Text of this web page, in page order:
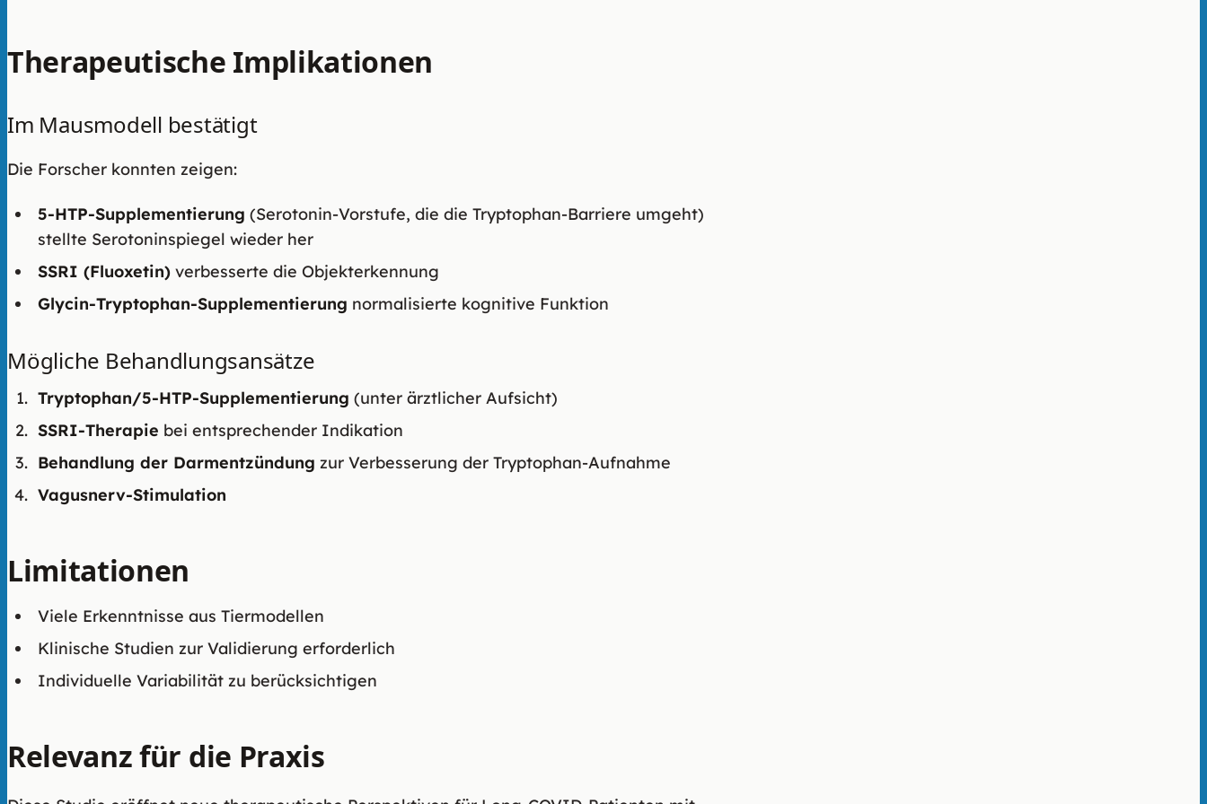
Therapeutische Implikationen
Im Mausmodell bestätigt
Die Forscher konnten zeigen:
5-HTP-Supplementierung (Serotonin-Vorstufe, die die Tryptophan-Barriere umgeht)
stellte Serotoninspiegel wieder her
SSRI (Fluoxetin) verbesserte die Objekterkennung
Glycin-Tryptophan-Supplementierung normalisierte kognitive Funktion
Mögliche Behandlungsansätze
Tryptophan/5-HTP-Supplementierung (unter ärztlicher Aufsicht)
SSRI-Therapie bei entsprechender Indikation
Behandlung der Darmentzündung zur Verbesserung der Tryptophan-Aufnahme
Vagusnerv-Stimulation
Limitationen
Viele Erkenntnisse aus Tiermodellen
Klinische Studien zur Validierung erforderlich
Individuelle Variabilität zu berücksichtigen
Relevanz für die Praxis